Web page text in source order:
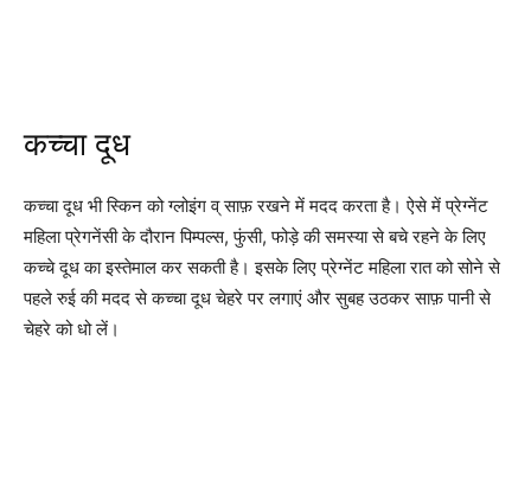
कच्चा दूध
कच्चा दूध भी स्किन को ग्लोइंग व् साफ़ रखने में मदद करता है। ऐसे में प्रेग्नेंट
महिला प्रेगनेंसी के दौरान पिम्पल्स, फुंसी, फोड़े की समस्या से बचे रहने के लिए
कच्चे दूध का इस्तेमाल कर सकती है। इसके लिए प्रेग्नेंट महिला रात को सोने से
पहले रुई की मदद से कच्चा दूध चेहरे पर लगाएं और सुबह उठकर साफ़ पानी से
चेहरे को धो लें।